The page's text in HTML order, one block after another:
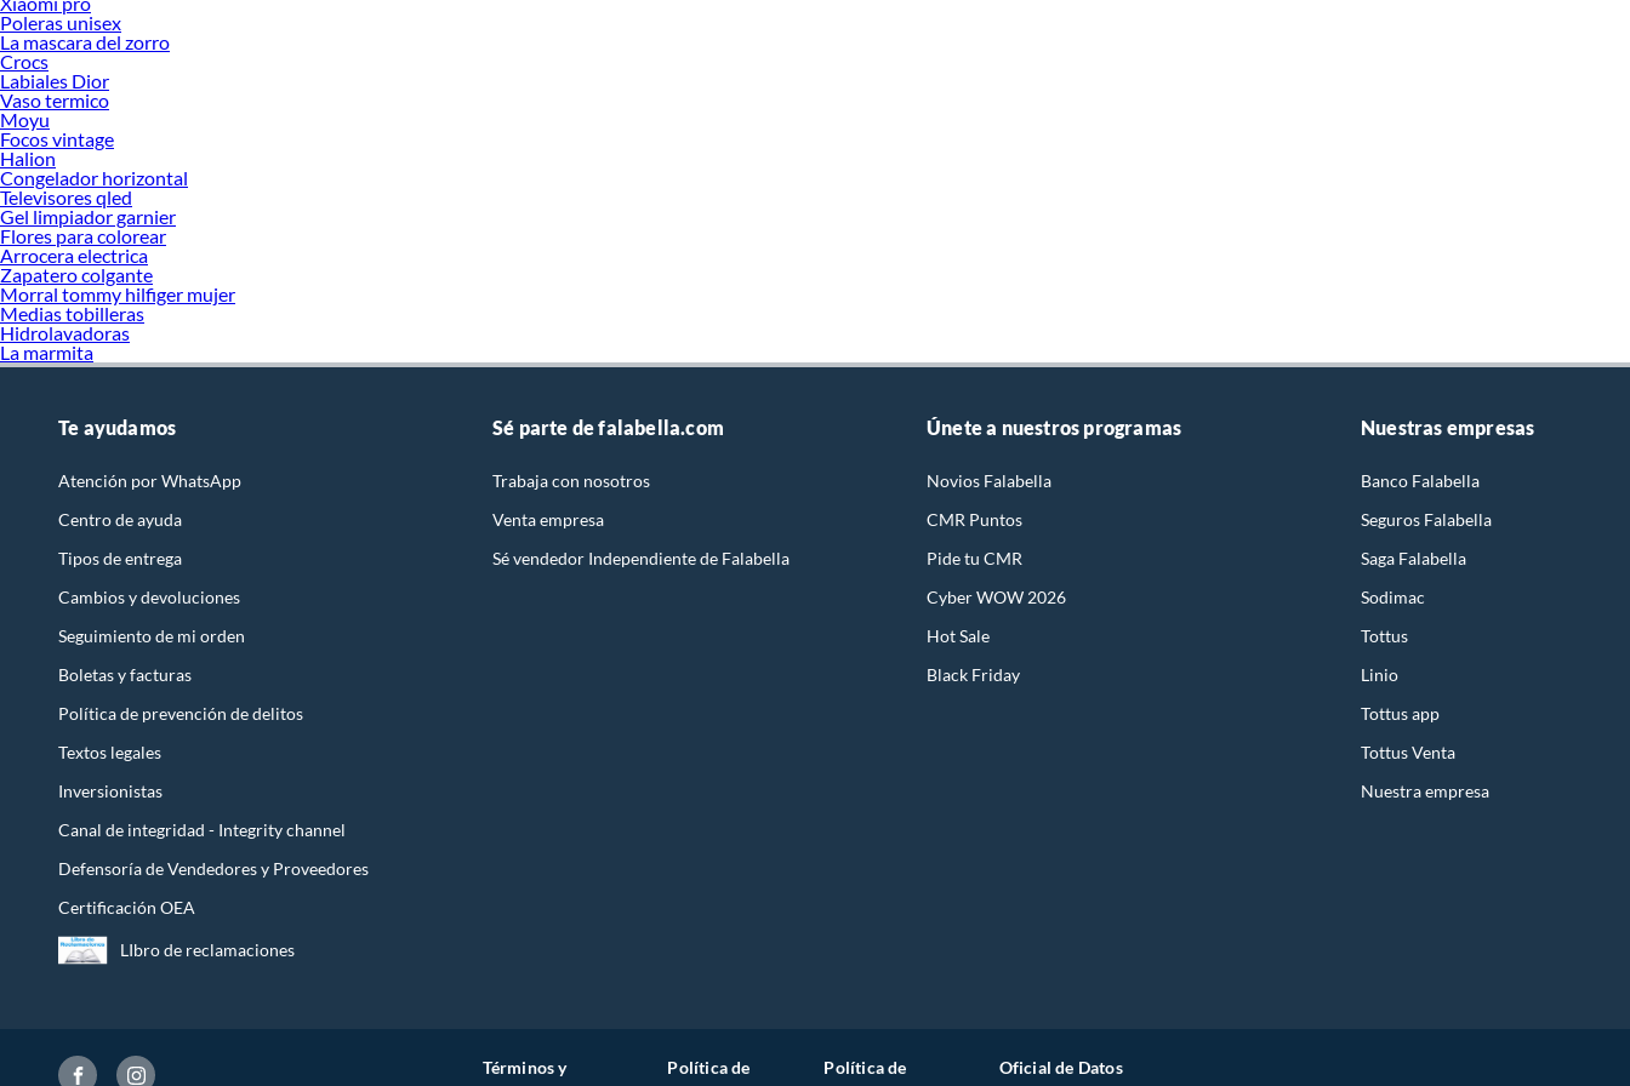
Poleras unisex
La mascara del zorro
Crocs
Labiales Dior
Vaso termico
Moyu
Focos vintage
Halion
Congelador horizontal
Televisores qled
Gel limpiador garnier
Flores para colorear
Arrocera electrica
Zapatero colgante
Morral tommy hilfiger mujer
Medias tobilleras
Hidrolavadoras
La marmita
Te ayudamos
Atención por WhatsApp
Centro de ayuda
Tipos de entrega
Cambios y devoluciones
Seguimiento de mi orden
Boletas y facturas
Política de prevención de delitos
Textos legales
Inversionistas
Canal de integridad - Integrity channel
Defensoría de Vendedores y Proveedores
Certificación OEA
LIbro de reclamaciones
Sé parte de falabella.com
Trabaja con nosotros
Venta empresa
Sé vendedor Independiente de Falabella
Únete a nuestros programas
Novios Falabella
CMR Puntos
Pide tu CMR
Cyber WOW 2026
Hot Sale
Black Friday
Nuestras empresas
Banco Falabella
Seguros Falabella
Saga Falabella
Sodimac
Tottus
Linio
Tottus app
Tottus Venta
Nuestra empresa
Términos y
Política de
Política de
Oficial de Datos